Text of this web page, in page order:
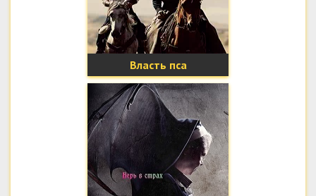
Власть пса